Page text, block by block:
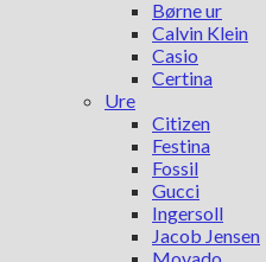
Børne ur
Calvin Klein
Casio
Certina
Ure
Citizen
Festina
Fossil
Gucci
Ingersoll
Jacob Jensen